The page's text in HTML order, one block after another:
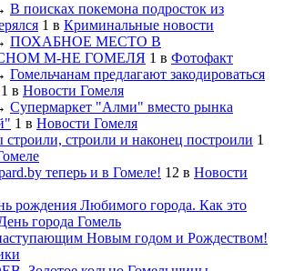
В поисках покемона подросток из
1 в Криминальные новости
ПОХАБНОЕ МЕСТО В
М-НЕ ГОМЕЛЯ 1 в Фотофакт
Гомельчанам предлагают закодироваться
1 в Новости Гомеля
Супермаркет "Алми" вместо рынка
1 в Новости Гомеля
строили и наконец построили 1
теперь и в Гомеле! 12 в Новости
рождения Любимого города. Как это
города Гомель
Новым годом и Рождеством!